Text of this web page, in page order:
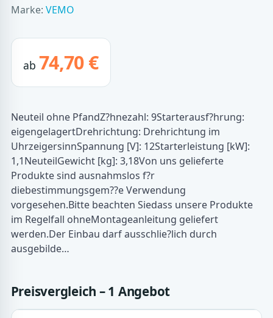
Marke: VEMO
ab 74,70 €
Neuteil ohne PfandZ?hnezahl: 9Starterausf?hrung:
eigengelagertDrehrichtung: Drehrichtung im
UhrzeigersinnSpannung [V]: 12Starterleistung [kW]:
1,1NeuteilGewicht [kg]: 3,18Von uns gelieferte
Produkte sind ausnahmslos f?r
diebestimmungsgem??e Verwendung
vorgesehen.Bitte beachten Siedass unsere Produkte
im Regelfall ohneMontageanleitung geliefert
werden.Der Einbau darf ausschlie?lich durch
ausgebilde…
Preisvergleich – 1 Angebot